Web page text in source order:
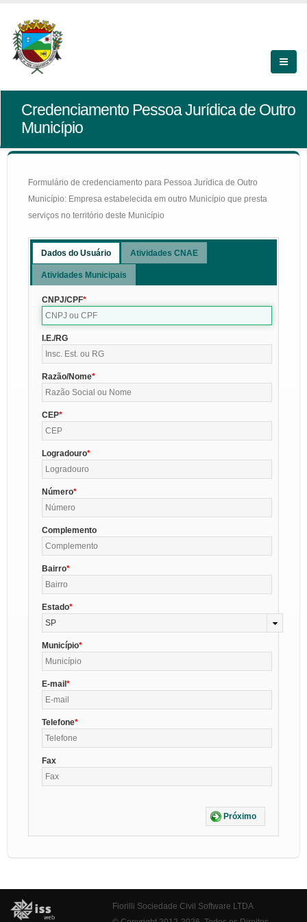
Credenciamento Pessoa Jurídica de Outro
Município
Formulário de credenciamento para Pessoa Jurídica de Outro
Município: Empresa estabelecida em outro Município que presta
serviços no território deste Município
Dados do Usuário Atividades CNAE
Atividades Municipais
CNPJ/CPF
I.E./RG
Razão/Nome
CEP
Logradouro
Número
Complemento
Bairro
Estado
SP
Município
E-mail
Telefone
Fax
Próximo
Fiorilli Sociedade Civil Software LTDA